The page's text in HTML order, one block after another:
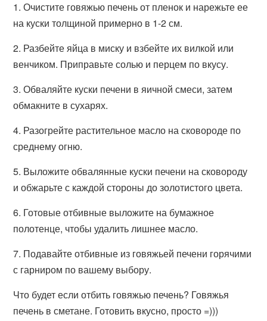
1. Очистите говяжью печень от пленок и нарежьте ее
на куски толщиной примерно в 1-2 см.
2. Разбейте яйца в миску и взбейте их вилкой или
венчиком. Приправьте солью и перцем по вкусу.
3. Обваляйте куски печени в яичной смеси, затем
обмакните в сухарях.
4. Разогрейте растительное масло на сковороде по
среднему огню.
5. Выложите обвалянные куски печени на сковороду
и обжарьте с каждой стороны до золотистого цвета.
6. Готовые отбивные выложите на бумажное
полотенце, чтобы удалить лишнее масло.
7. Подавайте отбивные из говяжьей печени горячими
с гарниром по вашему выбору.
Что будет если отбить говяжью печень? Говяжья
печень в сметане. Готовить вкусно, просто =)))